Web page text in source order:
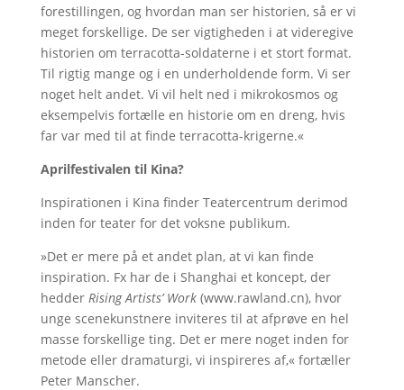
forestillingen, og hvordan man ser historien, så er vi
meget forskellige. De ser vigtigheden i at videregive
historien om terracotta-soldaterne i et stort format.
Til rigtig mange og i en underholdende form. Vi ser
noget helt andet. Vi vil helt ned i mikrokosmos og
eksempelvis fortælle en historie om en dreng, hvis
far var med til at finde terracotta-krigerne.«
Aprilfestivalen til Kina?
Inspirationen i Kina finder Teatercentrum derimod
inden for teater for det voksne publikum.
»Det er mere på et andet plan, at vi kan finde
inspiration. Fx har de i Shanghai et koncept, der
hedder Rising Artists’ Work(www.rawland.cn), hvor
unge scenekunstnere inviteres til at afprøve en hel
masse forskellige ting. Det er mere noget inden for
metode eller dramaturgi, vi inspireres af,« fortæller
Peter Manscher.